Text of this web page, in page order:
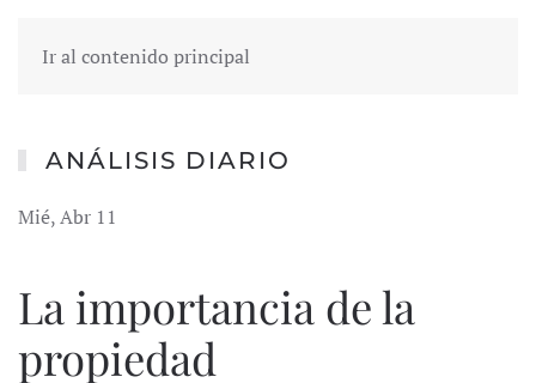
Ir al contenido principal
ANÁLISIS DIARIO
Mié, Abr 11
La importancia de la
propiedad